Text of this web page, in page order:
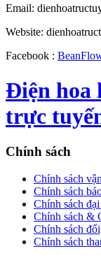
Email:
Website:
Facebook :
Điện hoa
trực
Chính sách
Chính sách
Chính sách
Chính sách
Chính sách &
Chính sách
Chính sách